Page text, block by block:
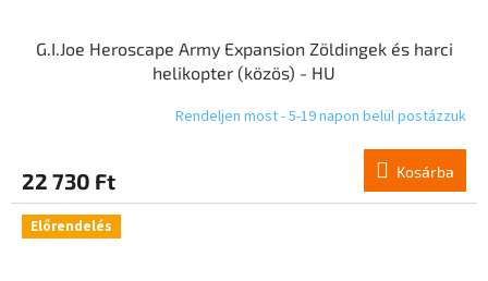
G.I.Joe Heroscape Army Expansion Zöldingek és harci
helikopter (közös) - HU
Rendeljen most - 5-19 napon belül postázzuk
22 730 Ft Kosárba
Előrendelés